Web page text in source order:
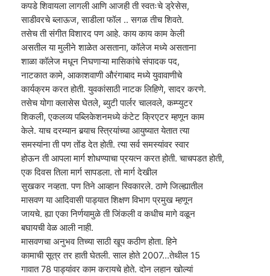
कपडे शिवायला लागली आणि आजही ती स्वतःचे ड्रेसेस,
साडीवरचे ब्लाऊज, साडीला फॉल .. सगळ तीच शिवते.
तसेच ती संगीत विशारद पण आहे. काय काय काम केली
असतील या मुलीने शाळेत असताना, कॉलेज मध्ये असताना
शाळा कॉलेज मधून निघणाऱ्या मासिकांचे संपादक पद,
नाटकात कामे, आकाशवाणी औरंगाबाद मध्ये युवावाणीचे
कार्यक्रम करत होती. युवकांसाठी नाटक लिहिणे, सादर करणे.
तसेच योगा क्लासेस घेतले, ब्युटी पार्लर चालवले, कम्प्युटर
शिकली, एकलव्य पब्लिकेशनमध्ये कंटेट क्रिएटर म्हणून काम
केले. याच दरम्यान बर्‍याच स्त्रियांच्या आयुष्यात येतात त्या
समस्यांना ती पण तोंड देत होती. त्या सर्व समस्यांवर स्वार
होऊन ती आपला मार्ग शोधण्याचा प्रयत्न करत होती. चाचपडत होती,
एक दिवस तिला मार्ग सापडला. तो मार्ग देखील
सुखकर नव्हता. पण तिने आव्हान स्विकारले. ठाणे जिल्ह्यातील
मासवण या आदिवासी पाड्यात शिक्षण विभाग प्रमुख म्हणून
जायचे. ह्या एका निर्णयामुळे ती जिंकली व कधीच मागे वळून
बघायची वेळ आली नाही.
मासवणचा अनुभव तिच्या साठी खूप कठीण होता. हिने
कामाची सूत्र तर हाती घेतली. साल होते 2007...तेथील 15
गावात 78 पाड्यांवर काम करायचे होते. दोन लहान खोल्यां